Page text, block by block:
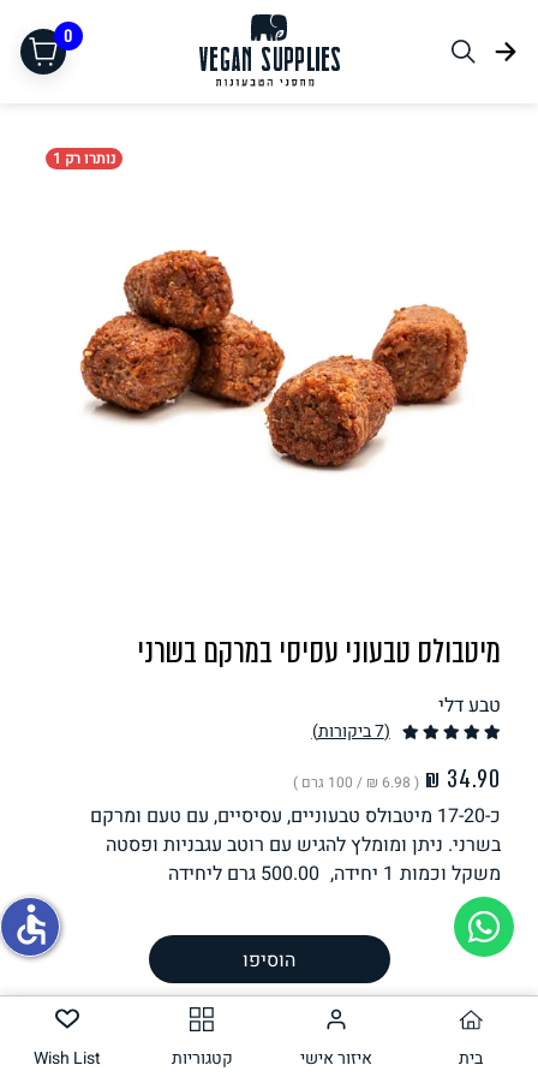
0
תחליפי בשר
גבינות טבעוניות
נותרו רק 1
מיטבולס טבעוני עסיסי במרקם בשרני
טבע דלי
(7 ביקורות)
( ‏6.98 ₪ / 100 גרם )
כ-17-20 מיטבולס טבעוניים, עסיסיים, עם טעם ומרקם
בשרני. ניתן ומומלץ להגיש עם רוטב עגבניות ופסטה
משקל וכמות 1 יחידה, 500.00 גרם ליחידה
הכנה
ערך תזונתי
אלרגנים
הוסיפו
בית איזור אישי קטגוריות Wish List
accessible